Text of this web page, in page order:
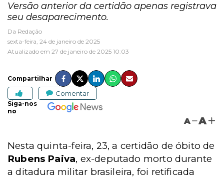
Versão anterior da certidão apenas registrava
seu desaparecimento.
Da Redação
sexta-feira, 24 de janeiro de 2025
Atualizado em 27 de janeiro de 2025 10:03
Compartilhar
Comentar
Siga-nos
no
A A
Nesta quinta-feira, 23, a certidão de óbito de
Rubens Paiva, ex-deputado morto durante
a ditadura militar brasileira, foi retificada